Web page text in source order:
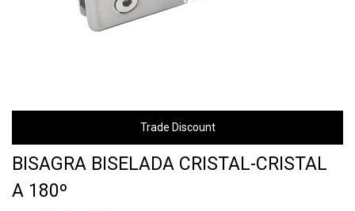
Trade Discount
BISAGRA BISELADA CRISTAL-CRISTAL
A 180º